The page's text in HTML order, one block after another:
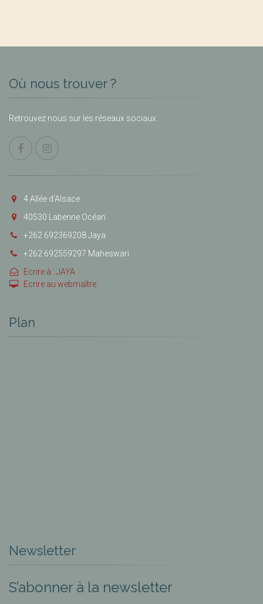
Où nous trouver ?
Retrouvez nous sur les réseaux sociaux.
4 Allée d’Alsace
40530 Labenne Océan
+262 692369208 Jaya
+262 692559297 Maheswari
Ecrire à : JAYA
Ecrire au webmaître
Plan
Newsletter
S’abonner à la newsletter